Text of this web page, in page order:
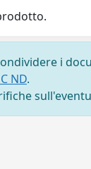
i
ND.